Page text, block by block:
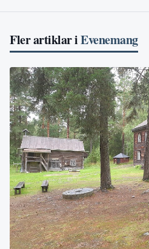
Fler artiklar iEvenemang